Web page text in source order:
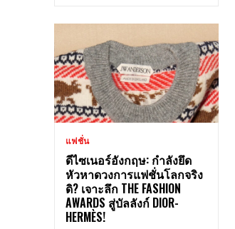
แฟชั่น
ดีไซเนอร์อังกฤษ: กำลังยึด
หัวหาดวงการแฟชั่นโลกจริง
ดิ? เจาะลึก THE FASHION
AWARDS สู่บัลลังก์ DIOR-
HERMÈS!